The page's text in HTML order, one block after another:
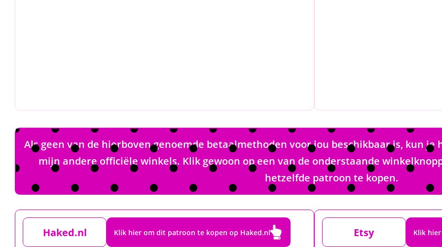
Als geen van de hierboven genoemde betaalmethoden voor jou beschikbaar is, kun
mijn andere officiële winkels. Klik gewoon op een van de onderstaande
hetzelfde patroon te kopen.
Haked.nl Klik hier om dit patroon te kopen op Haked.nl Etsy Klik